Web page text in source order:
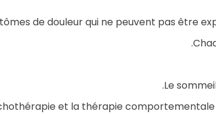
de douleur qui ne peuvent pas être
Le
et la thérapie